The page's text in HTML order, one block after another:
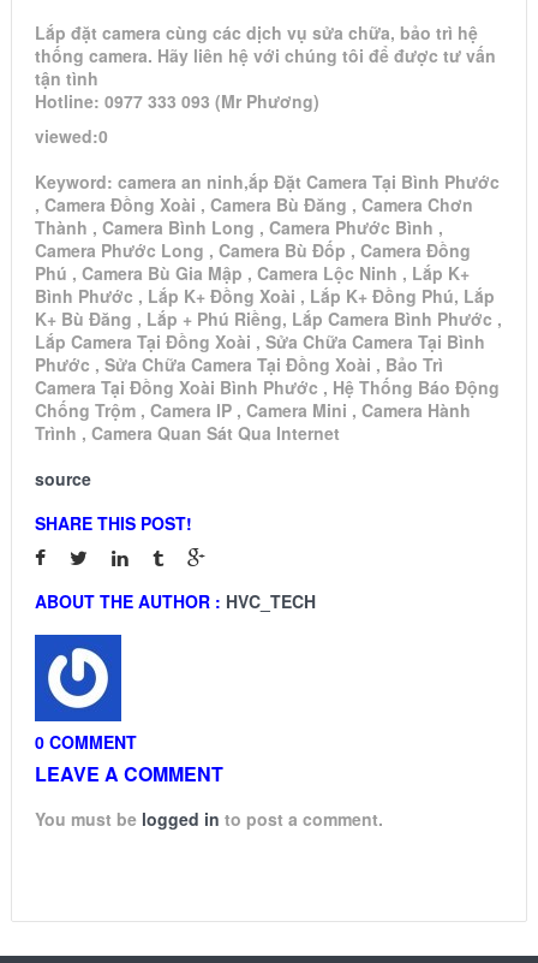
Lắp đặt camera cùng các dịch vụ sửa chữa, bảo trì hệ
thống camera. Hãy liên hệ với chúng tôi để được tư vấn
tận tình
Hotline: 0977 333 093 (Mr Phương)
viewed:0
Keyword: camera an ninh,ắp Đặt Camera Tại Bình Phước
, Camera Đồng Xoài , Camera Bù Đăng , Camera Chơn
Thành , Camera Bình Long , Camera Phước Bình ,
Camera Phước Long , Camera Bù Đốp , Camera Đồng
Phú , Camera Bù Gia Mập , Camera Lộc Ninh , Lắp K+
Bình Phước , Lắp K+ Đồng Xoài , Lắp K+ Đồng Phú, Lắp
K+ Bù Đăng , Lắp + Phú Riềng, Lắp Camera Bình Phước ,
Lắp Camera Tại Đồng Xoài , Sửa Chữa Camera Tại Bình
Phước , Sửa Chữa Camera Tại Đồng Xoài , Bảo Trì
Camera Tại Đồng Xoài Bình Phước , Hệ Thống Báo Động
Chống Trộm , Camera IP , Camera Mini , Camera Hành
Trình , Camera Quan Sát Qua Internet
source
SHARE THIS POST!
ABOUT THE AUTHOR : HVC_TECH
0 COMMENT
LEAVE A COMMENT
You must be logged in to post a comment.